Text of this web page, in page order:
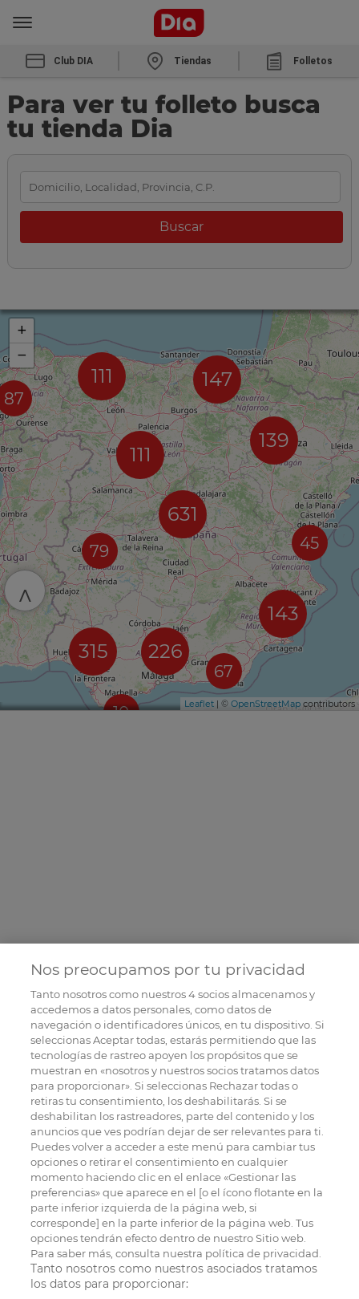
Club DIA Tiendas Folletos
Para ver tu folleto busca
tu tienda Dia
87
111 147
111
79
631
10
226
315
139
67
45
143
+
−
Leaflet | © OpenStreetMap contributors
^
Nos preocupamos por tu privacidad
Tanto nosotros como nuestros4socios almacenamos y
accedemos a datos personales, como datos de
navegación o identificadores únicos, en tu dispositivo. Si
seleccionas Aceptar todas, estarás permitiendo que las
tecnologías de rastreo apoyen los propósitos que se
muestran en «nosotros y nuestros socios tratamos datos
para proporcionar». Si seleccionas Rechazar todas o
retiras tu consentimiento, los deshabilitarás. Si se
deshabilitan los rastreadores, parte del contenido y los
anuncios que ves podrían dejar de ser relevantes para ti.
Puedes volver a acceder a este menú para cambiar tus
opciones o retirar el consentimiento en cualquier
momento haciendo clic en el enlace «Gestionar las
preferencias» que aparece en el [o el ícono flotante en la
parte inferior izquierda de la página web, si
corresponde] en la parte inferior de la página web. Tus
opciones tendrán efecto dentro de nuestro Sitio web.
Para saber más, consulta nuestra política de privacidad.
Tanto nosotros como nuestros asociados tratamos
los datos para proporcionar: